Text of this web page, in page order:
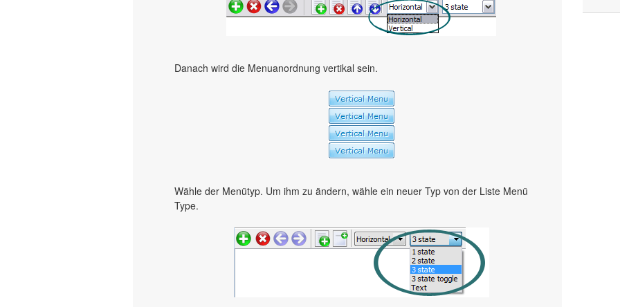
Danach wird die Menuanordnung vertikal sein.
Wähle der Menütyp. Um ihm zu ändern, wähle ein neuer Typ von der Liste Menü
Type.